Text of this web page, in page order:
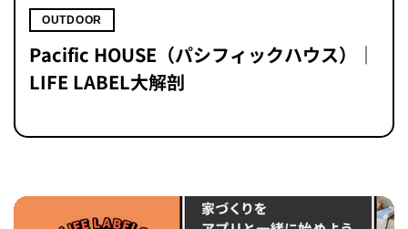
OUTDOOR
Pacific HOUSE（パシフィックハウス）｜
LIFE LABEL大解剖